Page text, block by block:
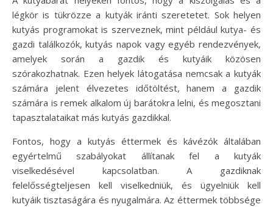
légkör is tükrözze a kutyák iránti szeretetet. Sok helyen
kutyás programokat is szerveznek, mint például kutya- és
gazdi találkozók, kutyás napok vagy egyéb rendezvények,
amelyek során a gazdik és kutyáik közösen
szórakozhatnak. Ezen helyek látogatása nemcsak a kutyák
számára jelent élvezetes időtöltést, hanem a gazdik
számára is remek alkalom új barátokra lelni, és megosztani
tapasztalataikat más kutyás gazdikkal.
Fontos, hogy a kutyás éttermek és kávézók általában
egyértelmű szabályokat állítanak fel a kutyák
viselkedésével kapcsolatban. A gazdiknak
felelősségteljesen kell viselkedniük, és ügyelniük kell
kutyáik tisztaságára és nyugalmára. Az éttermek többsége